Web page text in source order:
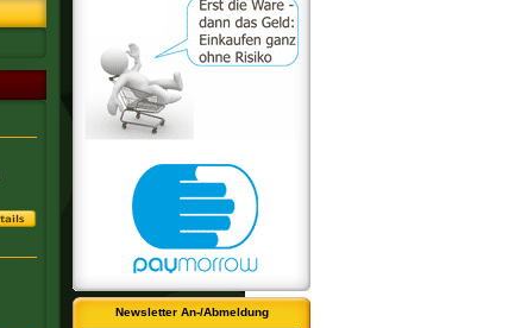
Newsletter An-/Abmeldung